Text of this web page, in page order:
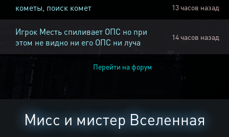
кометы, поиск комет 13 часов назад
Игрок Месть спиливает ОПС но при
этом не видно ни его ОПС ни луча
14 часов назад
Перейти на форум
Мисс и мистер Вселенная